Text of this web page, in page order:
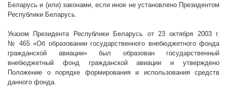
Беларусь и (или) законами, если иное не установлено Президентом
Республики Беларусь.
Указом Президента Республики Беларусь от 23 октября 2003 г.
№ 465 «Об образовании государственного внебюджетного фонда
гражданской авиации» был образован государственный
внебюджетный фонд гражданской авиации и утверждено
Положение о порядке формирования и использования средств
данного фонда.